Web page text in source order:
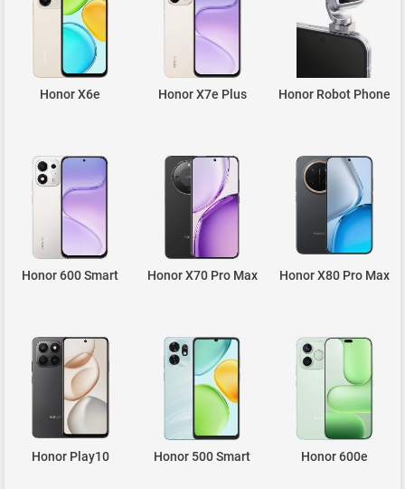
Honor X6e Honor X7e Plus Honor Robot Phone
Honor 600 Smart Honor X70 Pro Max Honor X80 Pro Max
Honor Play10 Honor 500 Smart Honor 600e